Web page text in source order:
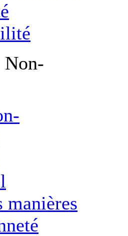
Non-
manières